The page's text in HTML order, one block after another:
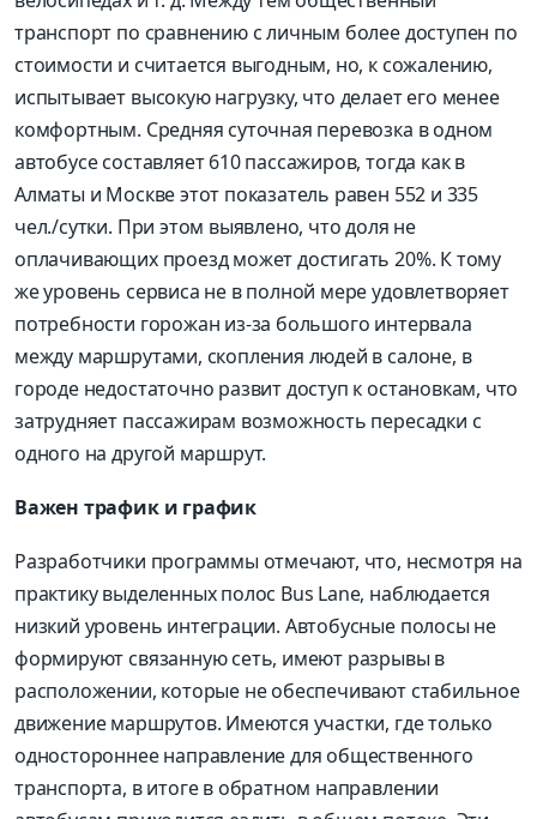
транспорт по сравнению с личным более доступен по
стоимости и считается выгодным, но, к сожалению,
испытывает высокую нагрузку, что делает его менее
комфортным. Средняя суточная перевозка в одном
автобусе составляет 610 пассажиров, тогда как в
Алматы и Москве этот показатель равен 552 и 335
чел./сутки. При этом выявлено, что доля не
оплачивающих проезд может достигать 20%. К тому
же уровень сервиса не в полной мере удовлетворяет
потребности горожан из-за большого интервала
между маршрутами, скопления людей в салоне, в
городе недостаточно развит доступ к остановкам, что
затрудняет пассажирам возможность пересадки с
одного на другой маршрут.
Важен трафик и график
Разработчики программы отмечают, что, несмотря на
практику выделенных полос Bus Lane, наблюдается
низкий уровень интеграции. Автобусные полосы не
формируют связанную сеть, имеют разрывы в
расположении, которые не обеспечивают стабильное
движение маршрутов. Имеются участки, где только
одностороннее направление для общественного
транспорта, в итоге в обратном направлении